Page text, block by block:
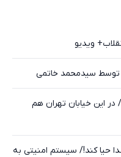
ویدیو
توسط سیدمحمد خاتمی
این خیابان تهران هم
حیا کند!/ سیستم امنیتی به